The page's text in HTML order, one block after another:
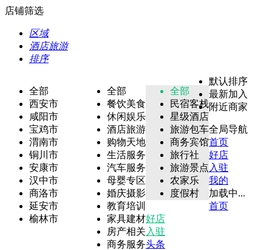
店铺筛选
区域
酒店旅游
排序
全部
西安市
咸阳市
宝鸡市
渭南市
铜川市
安康市
汉中市
商洛市
延安市
榆林市
全部
餐饮美食
休闲娱乐
酒店旅游
购物天地
生活服务
汽车服务
母婴专区
婚庆摄影
教育培训
家具建材
房产相关
商务服务
全部
民宿客栈
星级酒店
旅游包车
商务宾馆
旅行社
旅游景点
农家乐
度假村
默认排序
最新加入
附近商家
全局导航
首页
好店
入驻
我的
加载中...
首页
好店
入驻
头条